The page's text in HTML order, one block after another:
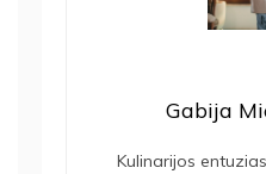
Gabija
Kulinarijos